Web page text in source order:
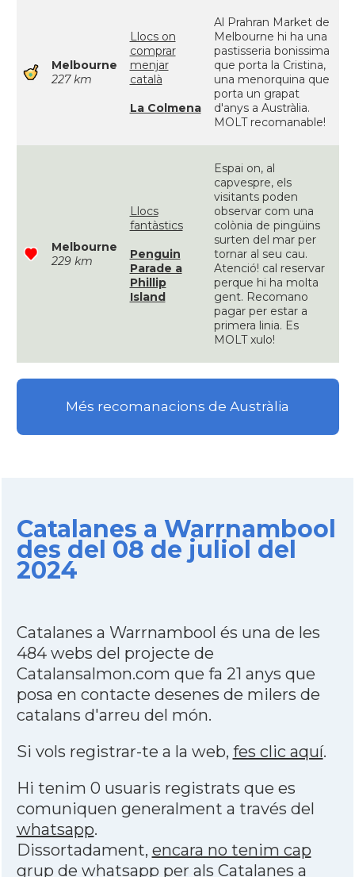
Melbourne
227 km
Llocs on
comprar
menjar
català
La Colmena
Al Prahran Market de
Melbourne hi ha una
pastisseria bonissima
que porta la Cristina,
una menorquina que
porta un grapat
d'anys a Austràlia.
MOLT recomanable!
Melbourne
229 km
Llocs
fantàstics
Penguin
Parade a
Phillip
Island
Espai on, al
capvespre, els
visitants poden
observar com una
colònia de pingüins
surten del mar per
tornar al seu cau.
Atenció! cal reservar
perque hi ha molta
gent. Recomano
pagar per estar a
primera linia. Es
MOLT xulo!
Més recomanacions de Austràlia
Catalanes a Warrnambool
des del 08 de juliol del
2024
Catalanes a Warrnambool és una de les
484 webs del projecte de
Catalansalmon.com que fa 21 anys que
posa en contacte desenes de milers de
catalans d'arreu del món.
Si vols registrar-te a la web, fes clic aquí.
Hi tenim 0 usuaris registrats que es
comuniquen generalment a través del
whatsapp.
Dissortadament, encara no tenim cap
grup de whatsapp per als Catalanes a